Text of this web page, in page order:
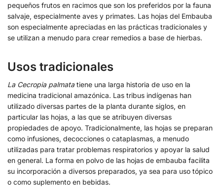
pequeños frutos en racimos que son los preferidos por la fauna
salvaje, especialmente aves y primates. Las hojas del Embauba
son especialmente apreciadas en las prácticas tradicionales y
se utilizan a menudo para crear remedios a base de hierbas.
Usos tradicionales
La Cecropia palmatatiene una larga historia de uso en la
medicina tradicional amazónica. Las tribus indígenas han
utilizado diversas partes de la planta durante siglos, en
particular las hojas, a las que se atribuyen diversas
propiedades de apoyo. Tradicionalmente, las hojas se preparan
como infusiones, decocciones o cataplasmas, a menudo
utilizadas para tratar problemas respiratorios y apoyar la salud
en general. La forma en polvo de las hojas de embauba facilita
su incorporación a diversos preparados, ya sea para uso tópico
o como suplemento en bebidas.